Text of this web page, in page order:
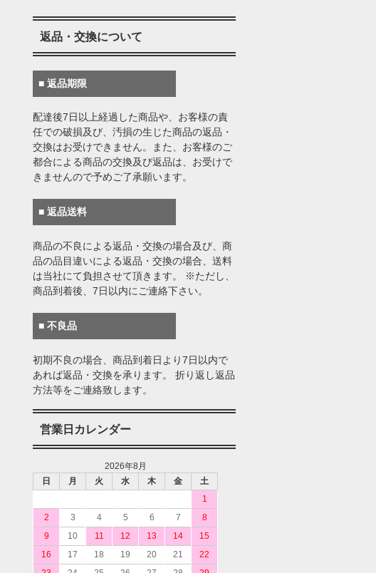
返品・交換について
■ 返品期限
配達後7日以上経過した商品や、お客様の責
任での破損及び、汚損の生じた商品の返品・
交換はお受けできません。また、お客様のご
都合による商品の交換及び返品は、お受けで
きませんので予めご了承願います。
■ 返品送料
商品の不良による返品・交換の場合及び、商
品の品目違いによる返品・交換の場合、送料
は当社にて負担させて頂きます。 ※ただし、
商品到着後、7日以内にご連絡下さい。
■ 不良品
初期不良の場合、商品到着日より7日以内で
あれば返品・交換を承ります。 折り返し返品
方法等をご連絡致します。
営業日カレンダー
2026年8月
日
月 火 水 木 金
土
1
2
3 4 5 6 7
8
9
10 11 12 13 14
15
16
17 18 19 20 21
22